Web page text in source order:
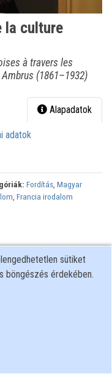
la culture
à travers les
(1861–1932)
Alapadatok
adatok
Fordítás, Magyar
, Francia irodalom
sütiket
böngészés érdekében.